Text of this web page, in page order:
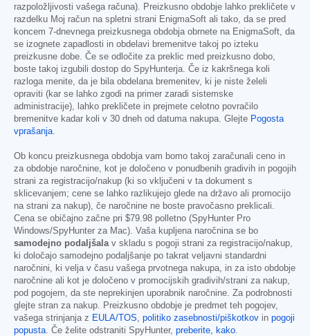
razpoložljivosti vašega računa). Preizkusno obdobje lahko prekličete v
razdelku Moj račun na spletni strani EnigmaSoft ali tako, da se pred
koncem 7-dnevnega preizkusnega obdobja obrnete na EnigmaSoft, da
se izognete zapadlosti in obdelavi bremenitve takoj po izteku
preizkusne dobe. Če se odločite za preklic med preizkusno dobo,
boste takoj izgubili dostop do SpyHunterja. Če iz kakršnega koli
razloga menite, da je bila obdelana bremenitev, ki je niste želeli
opraviti (kar se lahko zgodi na primer zaradi sistemske
administracije), lahko prekličete in prejmete celotno povračilo
bremenitve kadar koli v 30 dneh od datuma nakupa. Glejte Pogosta
vprašanja.
Ob koncu preizkusnega obdobja vam bomo takoj zaračunali ceno in
za obdobje naročnine, kot je določeno v ponudbenih gradivih in pogojih
strani za registracijo/nakup (ki so vključeni v ta dokument s
sklicevanjem; cene se lahko razlikujejo glede na državo ali promocijo
na strani za nakup), če naročnine ne boste pravočasno preklicali.
Cena se običajno začne pri $79.98 polletno (SpyHunter Pro
Windows/SpyHunter za Mac). Vaša kupljena naročnina se bo
samodejno podaljšalav skladu s pogoji strani za registracijo/nakup,
ki določajo samodejno podaljšanje po takrat veljavni standardni
naročnini, ki velja v času vašega prvotnega nakupa, in za isto obdobje
naročnine ali kot je določeno v promocijskih gradivih/strani za nakup,
pod pogojem, da ste neprekinjen uporabnik naročnine. Za podrobnosti
glejte stran za nakup. Preizkusno obdobje je predmet teh pogojev,
vašega strinjanja z EULA/TOS, politiko zasebnosti/piškotkov in pogoji
popusta. Če želite odstraniti SpyHunter, preberite, kako.